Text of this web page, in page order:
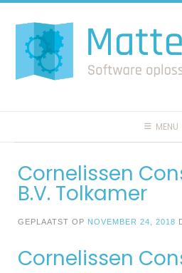
naar
inhoud
MENU
Cornelissen
B.V. Tolkamer
GEPLAATST OP NOVEMBER 24, 2018
Cornelissen